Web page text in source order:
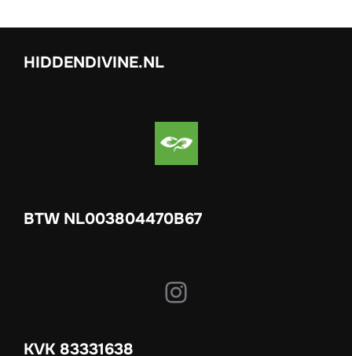
HIDDENDIVINE.NL
BTW NL003804470B67
Instagram
KVK 83331638